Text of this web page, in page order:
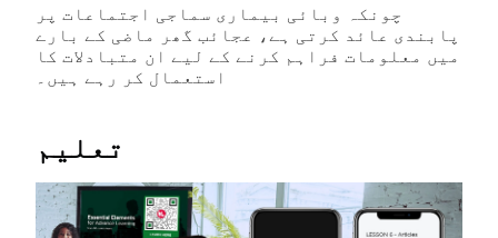
چونکہ وبائی بیماری سماجی اجتماعات پر
پابندی عائد کرتی ہے، عجائب گھر ماضی کے بارے
میں معلومات فراہم کرنے کے لیے ان متبادلات کا
استعمال کر رہے ہیں۔
تعلیم